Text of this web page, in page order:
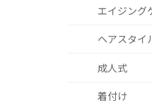
エイジング
ヘアスタイ
成人式
着付け